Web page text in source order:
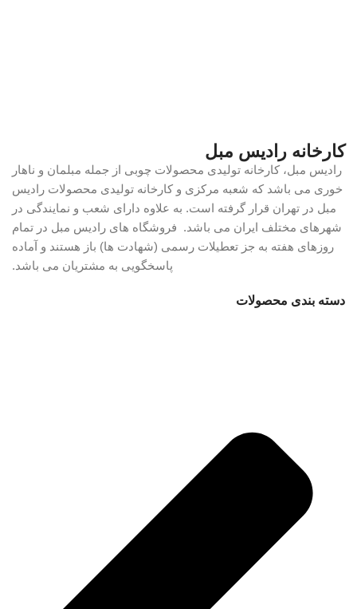
کارخانه رادیس مبل
رادیس مبل، کارخانه تولیدی محصولات چوبی از جمله مبلمان و ناهار
خوری می باشد که شعبه مرکزی و کارخانه تولیدی محصولات رادیس
مبل در تهران قرار گرفته است. به علاوه دارای شعب و نمایندگی در
شهرهای مختلف ایران می باشد. فروشگاه های رادیس مبل در تمام
روزهای هفته به جز تعطیلات رسمی (شهادت ها) باز هستند و آماده
پاسخگویی به مشتریان می باشد.
دسته بندی محصولات